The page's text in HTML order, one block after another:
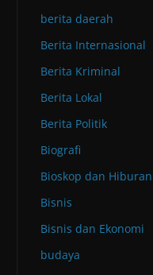
berita daerah
Berita Internasional
Berita Kriminal
Berita Lokal
Berita Politik
Biografi
Bioskop dan Hiburan
Bisnis
Bisnis dan Ekonomi
budaya